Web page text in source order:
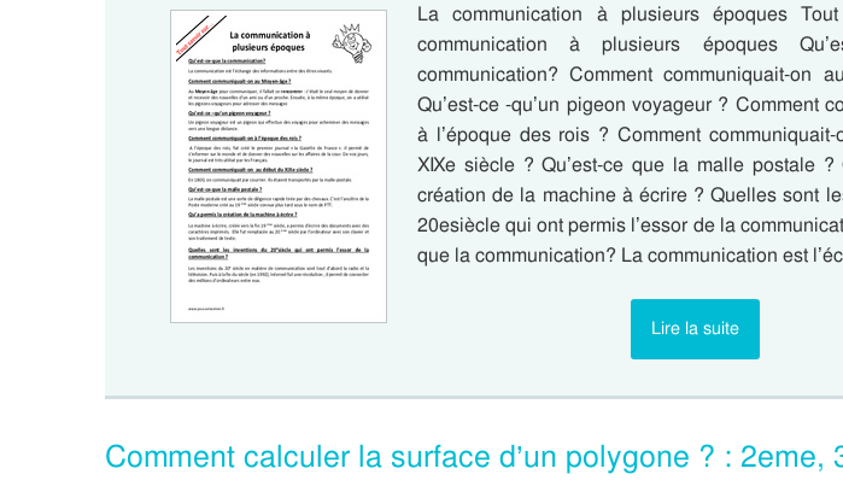
La communication à plusieurs époques
communication à plusieurs époques
communication? Comment communiquait-on
Qu’est-ce -qu’un pigeon voyageur ? Comment
à l’époque des rois ? Comment
XIXe siècle ? Qu’est-ce que la malle postale ?
création de la machine à écrire ? Quelles sont
20esiècle qui ont permis l’essor de la
que la communication? La communication est
Lire la suite
Comment calculer la surface d’un polygone ? : 2eme,